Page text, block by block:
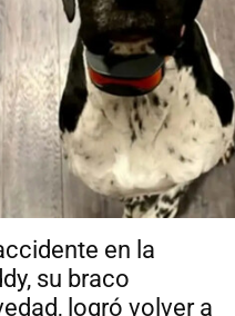
en la
su braco
logró volver a